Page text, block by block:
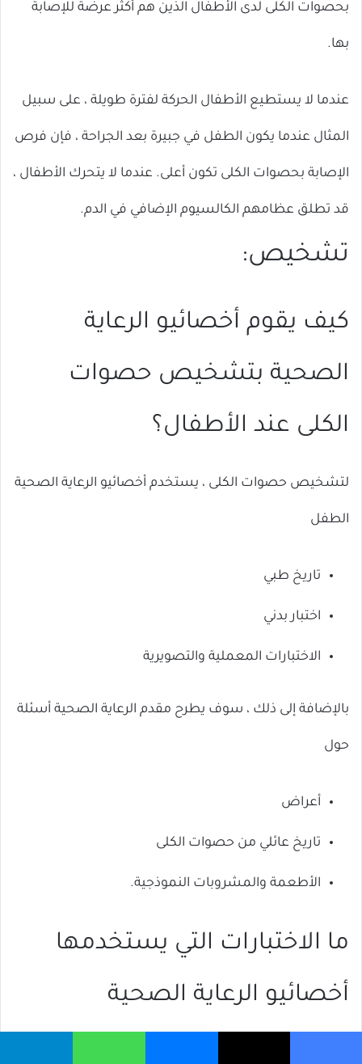
بحصوات الكلى لدى الأطفال الذين هم أكثر عرضة للإصابة
بها.
عندما لا يستطيع الأطفال الحركة لفترة طويلة ، على سبيل
المثال عندما يكون الطفل في جبيرة بعد الجراحة ، فإن فرص
الإصابة بحصوات الكلى تكون أعلى. عندما لا يتحرك الأطفال ،
قد تطلق عظامهم الكالسيوم الإضافي في الدم.
تشخيص:
كيف يقوم أخصائيو الرعاية
الصحية بتشخيص حصوات
الكلى عند الأطفال؟
لتشخيص حصوات الكلى ، يستخدم أخصائيو الرعاية الصحية
الطفل
تاريخ طبي
اختبار بدني
الاختبارات المعملية والتصويرية
بالإضافة إلى ذلك ، سوف يطرح مقدم الرعاية الصحية أسئلة
حول
أعراض
تاريخ عائلي من حصوات الكلى
الأطعمة والمشروبات النموذجية.
ما الاختبارات التي يستخدمها
أخصائيو الرعاية الصحية